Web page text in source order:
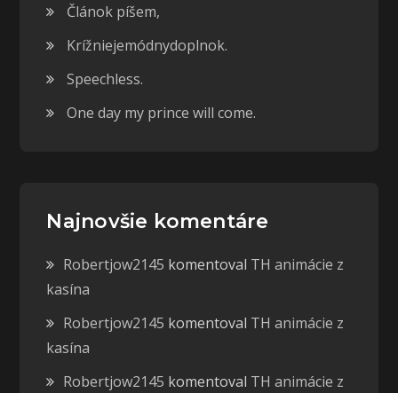
Článok píšem,
Krížniejemódnydoplnok.
Speechless.
One day my prince will come.
Najnovšie komentáre
Robertjow2145 komentoval TH animácie z
kasína
Robertjow2145 komentoval TH animácie z
kasína
Robertjow2145 komentoval TH animácie z